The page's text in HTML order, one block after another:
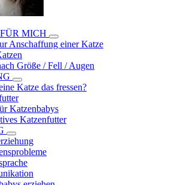
MICH
Anschaffung einer Katze
Größe / Fell / Augen
Katze das fressen?
Katzenbabys
Katzenfutter